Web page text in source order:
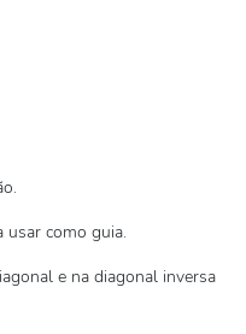
usar como guia.
e na diagonal inversa